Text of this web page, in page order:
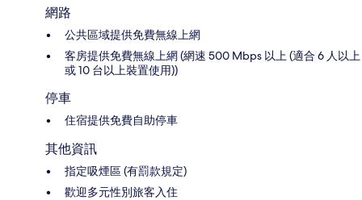
網路
公共區域提供免費無線上網
客房提供免費無線上網 (網速 500 Mbps 以上 (適合 6 人以上
或 10 台以上裝置使用))
停車
住宿提供免費自助停車
其他資訊
指定吸煙區 (有罰款規定)
歡迎多元性別旅客入住